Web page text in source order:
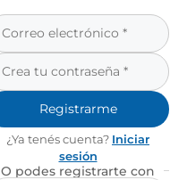
Registrarme
¿Ya tenés cuenta? Iniciar
sesión
O podes registrarte con